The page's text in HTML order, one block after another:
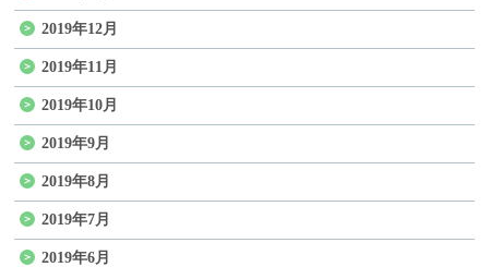
2019年12月
2019年11月
2019年10月
2019年9月
2019年8月
2019年7月
2019年6月